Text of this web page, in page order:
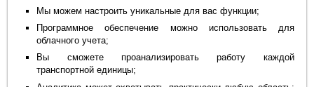
Мы можем настроить уникальные для вас функции;
Программное обеспечение можно использовать для
облачного учета;
Вы сможете проанализировать работу каждой
транспортной единицы;